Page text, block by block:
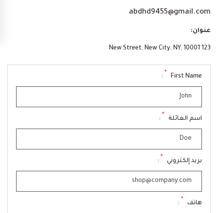
abdhd9455@gmail.com
عنوان:
123 New Street, New City, NY, 10001
First Name
*
:
اسم العائلة *
:
بريد إلكتروني *
:
هاتف *
: